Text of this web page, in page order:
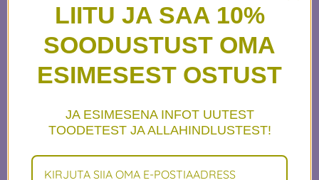
Vabanda tolmu
pärast! Töötame
millegi
hämmastava kallal
LIITU JA SAA 10%
SOODUSTUST OMA
ESIMESEST OSTUST
JA ESIMESENA INFOT UUTEST
TOODETEST JA ALLAHINDLUSTEST!